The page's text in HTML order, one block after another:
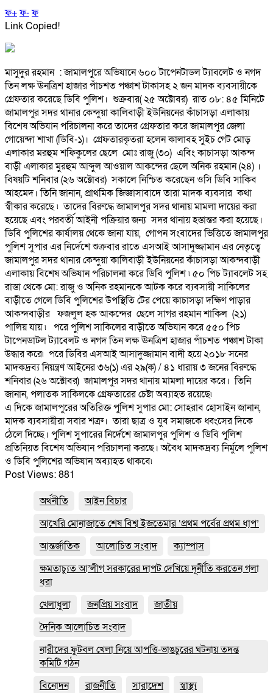
ফ+ফ-ফ
Link Copied!
মাসুদুর রহমান : জামালপুরে অভিযানে ৬০০ টাপেনটাডল ট্যাবলেট ও নগদ
তিন লক্ষ ঊনত্রিশ হাজার পাঁচশত পঞ্চাশ টাকাসহ ২ জন মাদক ব্যবসায়ীকে
গ্রেফতার করেছে ডিবি পুলিশ। শুক্রবার( ২৫ অক্টোবর) রাত ০৮: ৪৫ মিনিটে
জামালপুর সদর থানার কেন্দুয়া কালিবাড়ী ইউনিয়নের কাঁচাসড়া এলাকায়
বিশেষ অভিযান পরিচালনা করে তাদের গ্রেফতার করে জামালপুর জেলা
গোয়েন্দা শাখা (ডিবি-১)। গ্রেফতারকৃতরা হলেন কালাবহ সুইচ গেট মোড়
এলাকার মরহুম শফিকুলের ছেলে মোঃ রাজু (৩০) এবিং কাচাসড়া আকন্দ
বাড়ী এলাকার মুরহুম আব্দুল আওয়াল আকন্দের ছেলে অনিক রহমান (২৪) ।
বিষয়টি শনিবার (২৬ অক্টোবর) সকালে নিশ্চিত করেছেন ওসি ডিবি সাকিব
আহমেদ। তিনি জানান, প্রাথমিক জিজ্ঞাসাবাদে তারা মাদক ব্যবসার কথা
স্বীকার করেছে ৷ তাদের বিরুদ্ধে জামালপুর সদর থানায় মামলা দায়ের করা
হয়েছে এবং পরবর্তী আইনী পক্রিয়ার জন্য সদর থানায় হস্তান্তর করা হয়েছে।
ডিবি পুলিশের কার্যালয় থেকে জানা যায়, গোপন সংবাদের ভিত্তিতে জামালপুর
পুলিশ সুপার এর নির্দেশে শুক্রবার রাতে এসআই আসাদুজ্জামান এর নেতৃত্বে
জামালপুর সদর থানার কেন্দুয়া কালিবাড়ী ইউনিয়নের কাঁচাসড়া আকন্দবাড়ী
এলাকায় বিশেষ অভিযান পরিচালনা করে ডিবি পুলিশ ৷ ৫০ পিচ ট্যাবলেট সহ
রাস্তা থেকে মো: রাজু ও অনিক রহমানকে আটক করে ব্যবসায়ী সাকিলের
বাড়ীতে গেলে ডিবি পুলিশের উপস্থিতি টের পেয়ে কাচাসড়া দক্ষিণ পাড়ার
আকন্দবাড়ীর ফজলুল হক আকন্দের ছেলে সাগর রহমান শাকিল (২১)
পালিয় যায় ৷ পরে পুলিশ সাকিলের বাড়ীতে অভিযান করে ৫৫০ পিচ
টাপেনডাটল ট্যাবেলট ও নগদ তিন লক্ষ ঊনত্রিশ হাজার পাঁচশত পঞ্চাশ টাকা
উদ্ধার করে৷ পরে ডিবির এসআই আসাদুজ্জামান বাদী হয়ে ২০১৮ সনের
মাদকদ্রব্য নিয়ন্ত্রণ আইনের ৩৬(১) এর ২৯(ক) / ৪১ ধারায় ৩ জনের বিরুদ্ধে
শনিবার (২৬ অক্টোবর) জামালপুর সদর থানায় মামলা দায়ের করে। তিনি
জানান, পলাতক সাকিলকে গ্রেফতারের চেষ্টা অব্যাহত রয়েছে৷
এ দিকে জামালপুরের অতিরিক্ত পুলিশ সুপার মো: সোহরাব হোসাইন জানান,
মাদক ব্যবসায়ীরা সবার শত্রু। তারা ছাত্র ও যুব সমাজকে ধ্বংসের দিকে
ঠেলে দিচ্ছে। পুলিশ সুপারের নির্দেশে জামালপুর পুলিশ ও ডিবি পুলিশ
প্রতিনিয়ত বিশেষ অভিযান পরিচালনা করছে। অবৈধ মাদকদ্রব্য নির্মুলে পুলিশ
ও ডিবি পুলিশের অভিযান অব্যাহত থাকবে৷
Post Views:881
অর্থনীতি
আইন বিচার
আখেরি মোনাজাতে শেষ বিশ্ব ইজতেমার ‘প্রথম পর্বের প্রথম ধাপ’
আন্তর্জাতিক
আলোচিত সংবাদ
ক্যাম্পাস
ক্ষমতাচ্যুত আ’লীগ সরকারের দাপট দেখিয়ে দূর্নীতি করতেন গলা
ধরা
খেলাধুলা
জনপ্রিয় সংবাদ
জাতীয়
দৈনিক আলোচিত সংবাদ
নারীদের ফুটবল খেলা নিয়ে আপত্তি-ভাঙচুরের ঘটনায় তদন্ত
কমিটি গঠন
বিনোদন
রাজনীতি সারাদেশ স্বাস্থ্য